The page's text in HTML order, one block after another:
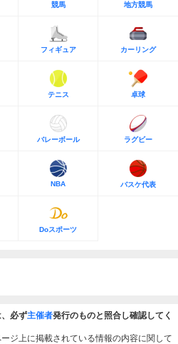
競馬 地方競馬
フィギュア カーリング
テニス 卓球
バレーボール ラグビー
NBA バスケ代表
Doスポーツ
必ず主催者発行のものと照合し確認してく
ジ上に掲載されている情報の内容に関して